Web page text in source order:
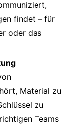
findet – für
oder das
Material zu
zu
Teams